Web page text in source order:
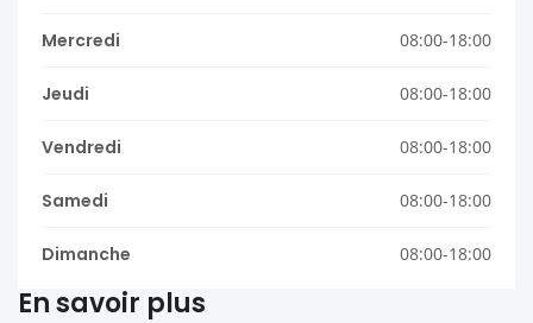
Mercredi 08:00-18:00
Jeudi 08:00-18:00
Vendredi 08:00-18:00
Samedi 08:00-18:00
Dimanche 08:00-18:00
En savoir plus